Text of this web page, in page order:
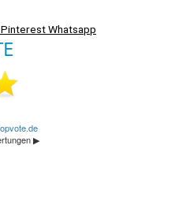
PinterestWhatsapp